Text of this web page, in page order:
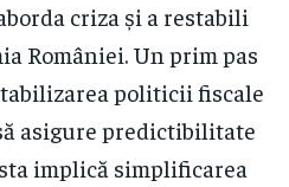
criza și a restabili
României. Un prim pas
politicii fiscale
asigure predictibilitate
implică simplificarea